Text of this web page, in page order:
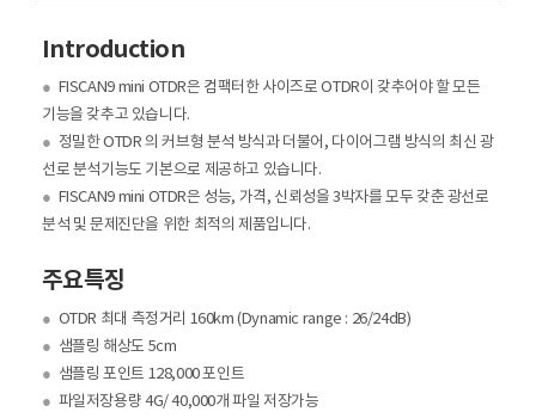
Introduction
● FISCAN9 mini OTDR은 컴팩터한 사이즈로 OTDR이 갖추어야 할 모든
기능을 갖추고 있습니다.
● 정밀한 OTDR 의 커브형 분석 방식과 더불어, 다이어그램 방식의 최신 광
선로 분석기능도 기본으로 제공하고 있습니다.
● FISCAN9 mini OTDR은 성능, 가격, 신뢰성을 3박자를 모두 갖춘 광선로
분석 및 문제진단을 위한 최적의 제품입니다.
주요특징
● OTDR 최대 측정거리 160km (Dynamic range : 26/24dB)
● 샘플링 해상도 5cm
● 샘플링 포인트 128,000 포인트
● 파일저장용량 4G/ 40,000개 파일 저장가능